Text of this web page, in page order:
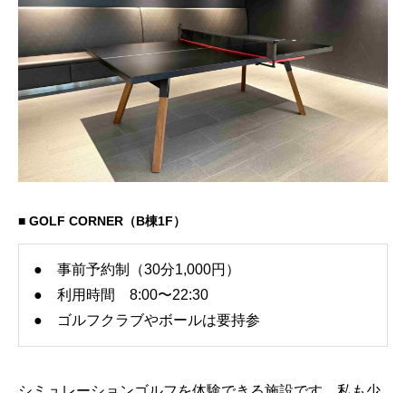
■ GOLF CORNER（B棟1F）
● 事前予約制（30分1,000円）
● 利用時間 8:00〜22:30
● ゴルフクラブやボールは要持参